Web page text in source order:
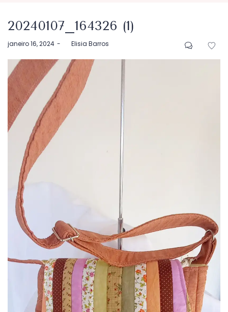
20240107_164326 (1)
Postado
janeiro 16, 2024 byElisia Barros